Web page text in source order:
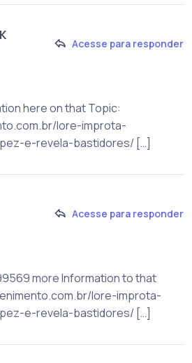
Acesse para responder
here on that Topic:
lore-improta-
e-revela-bastidores/ […]
Acesse para responder
more Information to that
lore-improta-
e-revela-bastidores/ […]